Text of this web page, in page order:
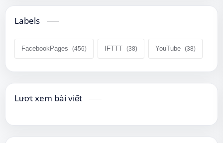
Labels
FacebookPages IFTTT YouTube
Lượt xem bài viết